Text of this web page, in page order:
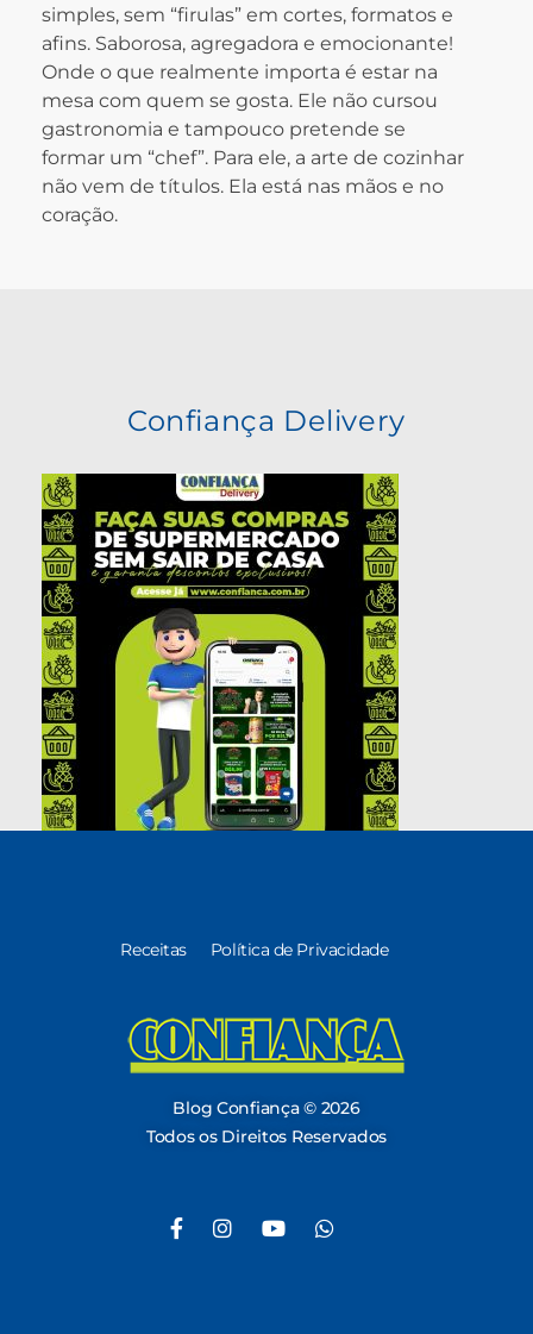
simples, sem “firulas” em cortes, formatos e
afins. Saborosa, agregadora e emocionante!
Onde o que realmente importa é estar na
mesa com quem se gosta. Ele não cursou
gastronomia e tampouco pretende se
formar um “chef”. Para ele, a arte de cozinhar
não vem de títulos. Ela está nas mãos e no
coração.
Confiança Delivery
Receitas Política de Privacidade
Blog Confiança © 2026
Todos os Direitos Reservados